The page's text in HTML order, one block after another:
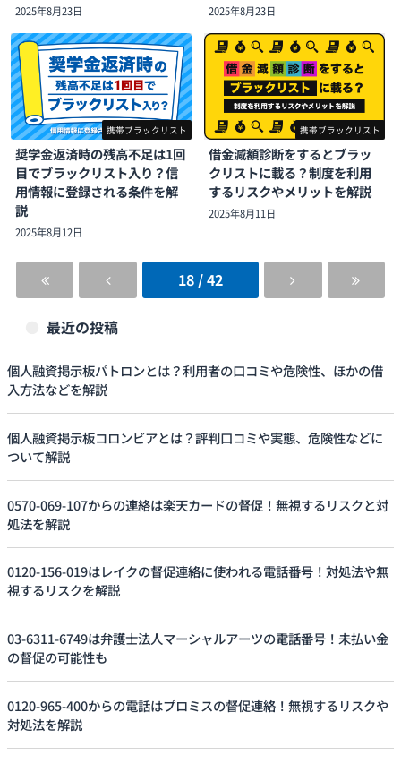
2025年8月23日 2025年8月23日
携帯ブラックリスト
奨学金返済時の残高不足は1回
目でブラックリスト入り？信
用情報に登録される条件を解
説
2025年8月12日
携帯ブラックリスト
借金減額診断をするとブラッ
クリストに載る？制度を利用
するリスクやメリットを解説
2025年8月11日
18 / 42
最近の投稿
個人融資掲示板パトロンとは？利用者の口コミや危険性、ほかの借
入方法などを解説
個人融資掲示板コロンビアとは？評判口コミや実態、危険性などに
ついて解説
0570-069-107からの連絡は楽天カードの督促！無視するリスクと対
処法を解説
0120-156-019はレイクの督促連絡に使われる電話番号！対処法や無
視するリスクを解説
03-6311-6749は弁護士法人マーシャルアーツの電話番号！未払い金
の督促の可能性も
0120-965-400からの電話はプロミスの督促連絡！無視するリスクや
対処法を解説